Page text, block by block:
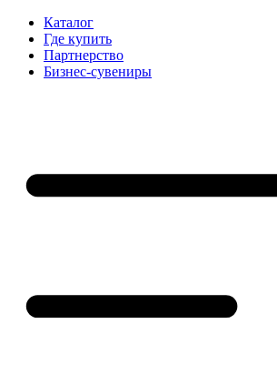
Каталог
Где купить
Партнерство
Бизнес-сувениры